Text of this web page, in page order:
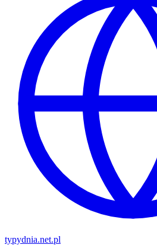
typydnia.net.pl